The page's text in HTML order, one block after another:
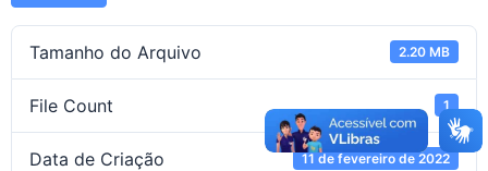
Tamanho do Arquivo 2.20 MB
File Count 1
Data de Criação 11 de fevereiro de 2022